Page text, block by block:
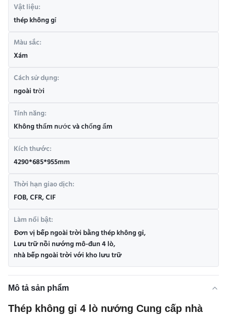
Vật liệu:
thép không gỉ
Màu sắc:
Xám
Cách sử dụng:
ngoài trời
Tính năng:
Không thấm nước và chống ẩm
Kích thước:
4290*685*955mm
Thời hạn giao dịch:
FOB, CFR, CIF
Làm nổi bật:
Đơn vị bếp ngoài trời bằng thép không gỉ,
Lưu trữ nồi nướng mô-đun 4 lò,
nhà bếp ngoài trời với kho lưu trữ
Mô tả sản phẩm
Thép không gỉ 4 lò nướng Cung cấp nhà